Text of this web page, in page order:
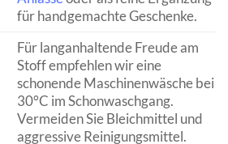
für handgemachte Geschenke.
Für langanhaltende Freude am
Stoff empfehlen wir eine
schonende Maschinenwäsche bei
30°C im Schonwaschgang.
Vermeiden Sie Bleichmittel und
aggressive Reinigungsmittel.